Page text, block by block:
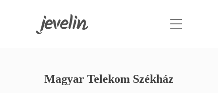
Magyar Telekom Székház